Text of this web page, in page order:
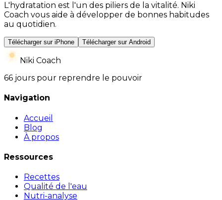
L'hydratation est l'un des piliers de la vitalité. Niki
Coach vous aide à développer de bonnes habitudes
au quotidien.
Télécharger sur iPhone Télécharger sur Android
Niki Coach
66 jours pour reprendre le pouvoir
Navigation
Accueil
Blog
À propos
Ressources
Recettes
Qualité de l'eau
Nutri-analyse